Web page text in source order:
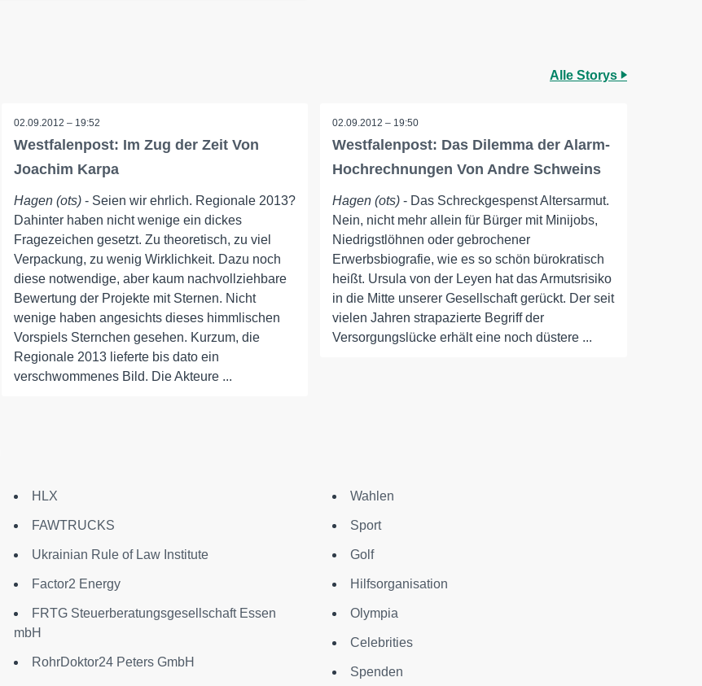
Alle Storys
02.09.2012 – 19:52
Westfalenpost: Im Zug der Zeit Von
Joachim Karpa
Hagen (ots)- Seien wir ehrlich. Regionale 2013?
Dahinter haben nicht wenige ein dickes
Fragezeichen gesetzt. Zu theoretisch, zu viel
Verpackung, zu wenig Wirklichkeit. Dazu noch
diese notwendige, aber kaum nachvollziehbare
Bewertung der Projekte mit Sternen. Nicht
wenige haben angesichts dieses himmlischen
Vorspiels Sternchen gesehen. Kurzum, die
Regionale 2013 lieferte bis dato ein
verschwommenes Bild. Die Akteure ...
02.09.2012 – 19:50
Westfalenpost: Das Dilemma der Alarm-
Hochrechnungen Von Andre Schweins
Hagen (ots) - Das Schreckgespenst Altersarmut.
Nein, nicht mehr allein für Bürger mit Minijobs,
Niedrigstlöhnen oder gebrochener
Erwerbsbiografie, wie es so schön bürokratisch
heißt. Ursula von der Leyen hat das Armutsrisiko
in die Mitte unserer Gesellschaft gerückt. Der seit
vielen Jahren strapazierte Begriff der
Versorgungslücke erhält eine noch düstere ...
HLX
FAWTRUCKS
Ukrainian Rule of Law Institute
Factor2 Energy
FRTG Steuerberatungsgesellschaft Essen
mbH
RohrDoktor24 Peters GmbH
Wahlen
Sport
Golf
Hilfsorganisation
Olympia
Celebrities
Spenden